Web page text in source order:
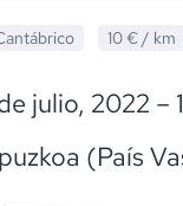
10 € / km
julio, 2022 –
(País